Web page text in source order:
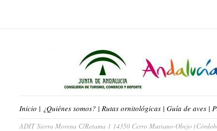
Inicio | ¿Quiénes somos? | Rutas ornitológicas | Guía de aves |
ADIT Sierra Morena C/Retama 1 14350 Cerro Muriano-Obejo